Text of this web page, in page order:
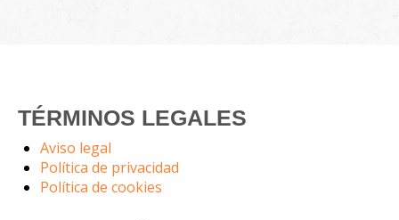
TÉRMINOS LEGALES
Aviso legal
Política de privacidad
Política de cookies